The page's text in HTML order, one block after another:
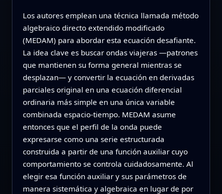
Los autores emplean una técnica llamada método
algebraico directo extendido modificado
(MEDAM) para abordar esta ecuación desafiante.
La idea clave es buscar ondas viajeras —patrones
que mantienen su forma general mientras se
desplazan— y convertir la ecuación en derivadas
parciales original en una ecuación diferencial
ordinaria más simple en una única variable
combinada espacio‑tiempo. MEDAM asume
entonces que el perfil de la onda puede
expresarse como una serie estructurada
construida a partir de una función auxiliar cuyo
comportamiento se controla cuidadosamente. Al
elegir esa función auxiliar y sus parámetros de
manera sistemática y algebraica en lugar de por